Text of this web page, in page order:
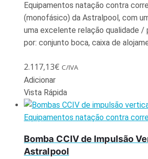
Equipamentos natação contra
(monofásico) da Astralpool, com
uma excelente relação qualidade /
por: conjunto boca, caixa de
2.117,13€ C/IVA
Adicionar
Vista Rápida
Equipamentos natação contra
Bomba CCIV de Impulsão
Astralpool